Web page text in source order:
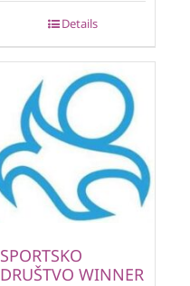
Details
SPORTSKO
DRUŠTVO WINNER